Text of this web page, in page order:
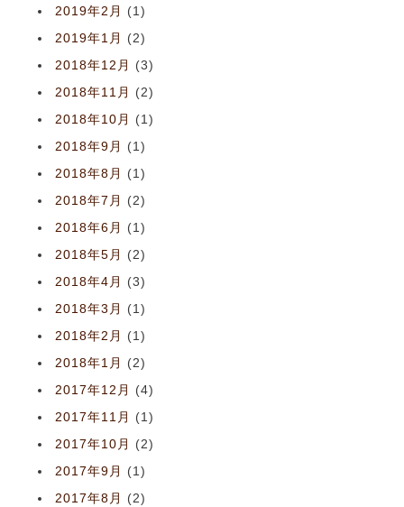
2019年2月
(1)
2019年1月
(2)
2018年12月
(3)
2018年11月
(2)
2018年10月
(1)
2018年9月
(1)
2018年8月
(1)
2018年7月
(2)
2018年6月
(1)
2018年5月
(2)
2018年4月
(3)
2018年3月
(1)
2018年2月
(1)
2018年1月
(2)
2017年12月
(4)
2017年11月
(1)
2017年10月
(2)
2017年9月
(1)
2017年8月
(2)